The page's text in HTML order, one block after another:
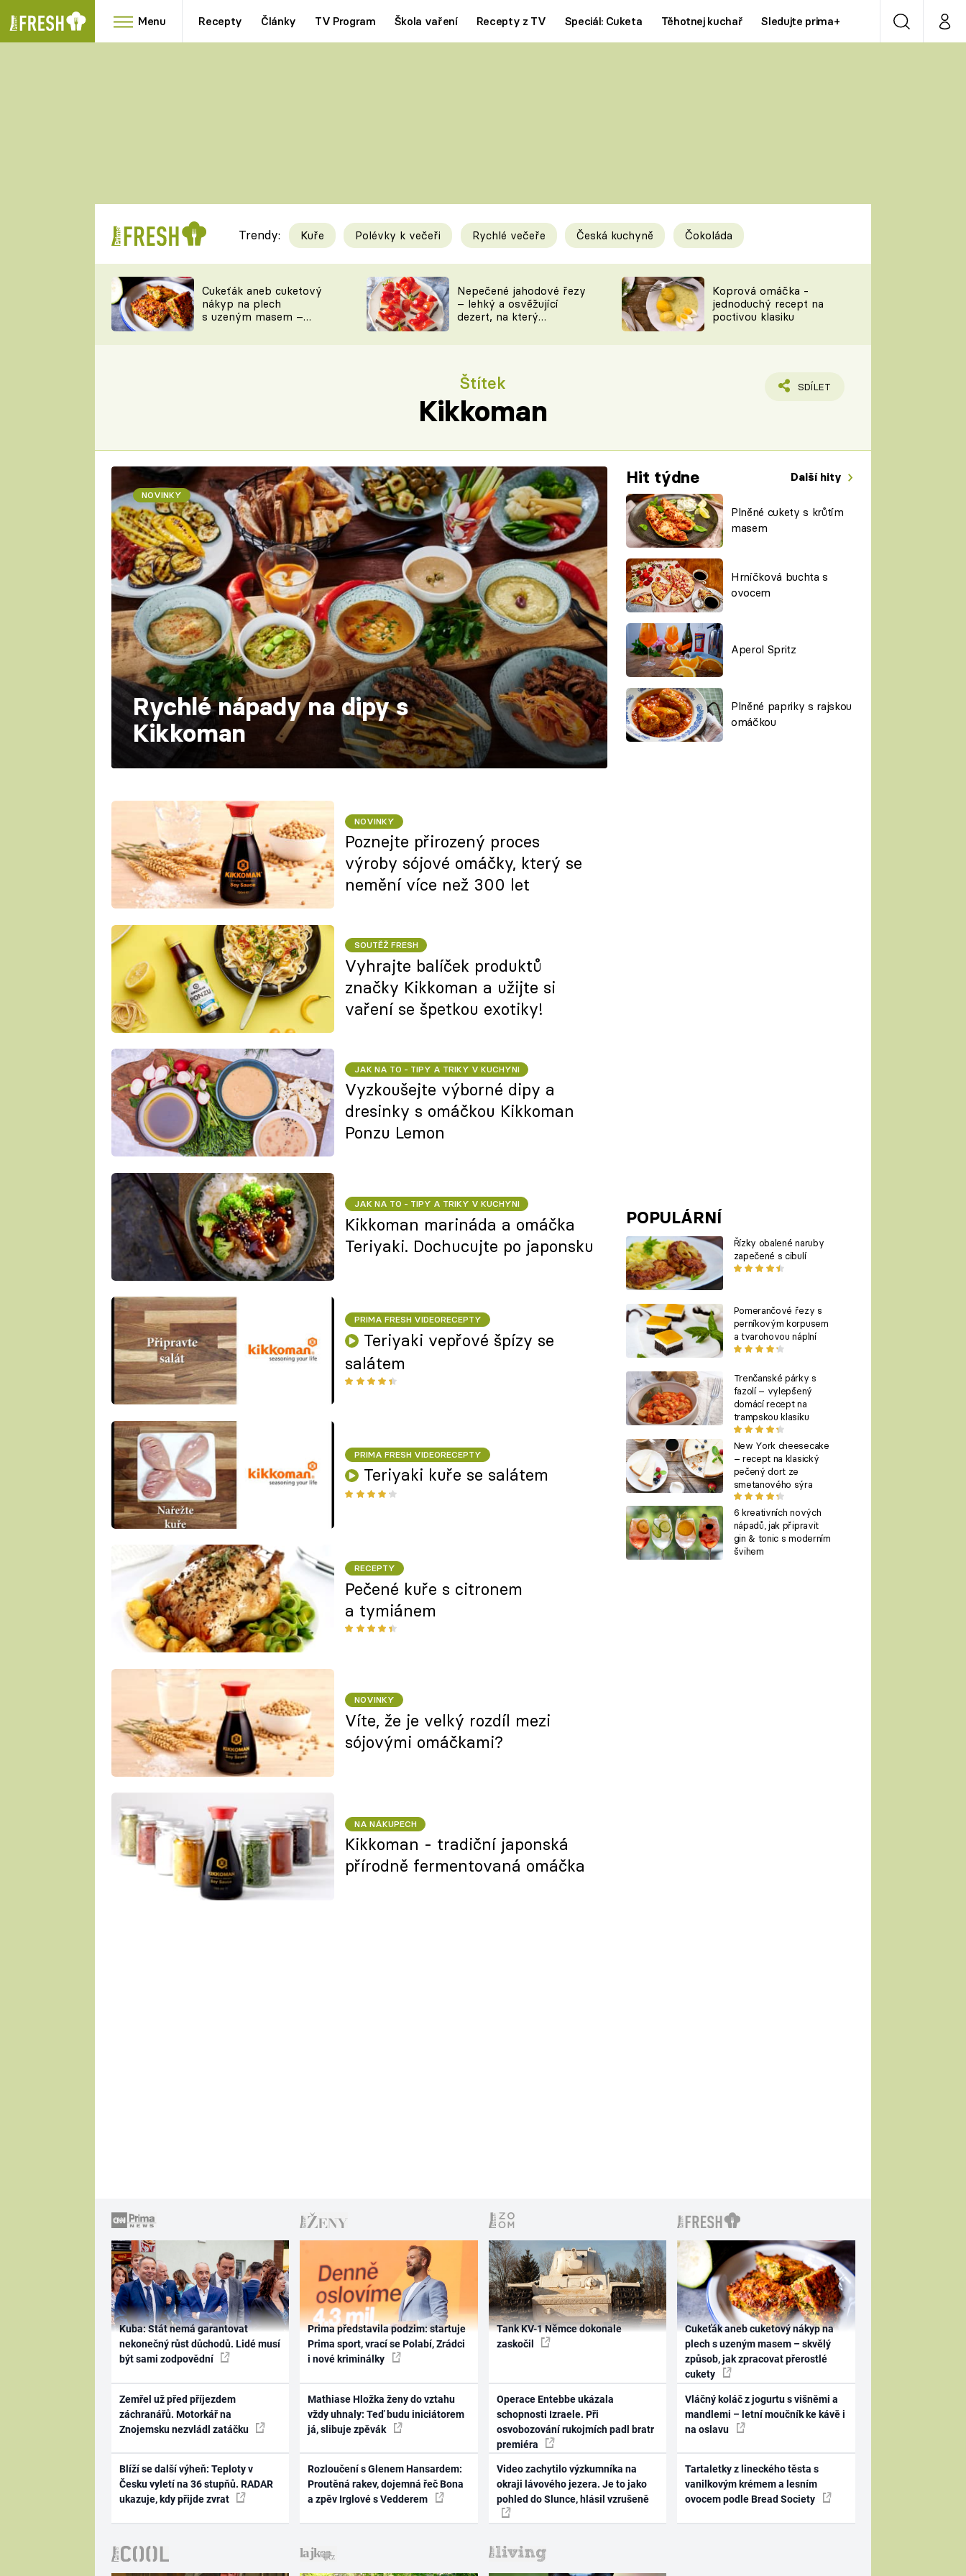
Menu Recepty Články TV Program Škola vaření Recepty z TV Speciál: Cuketa Těhotnej kuchař Sledujte prima+ VyhledáváníMůj
RYCHLOVKY
Videorecepty
TEĎ VAŘÍ ŠÉF!
Tipy a triky
KAM ZA JÍDLEM
NA NÁKUPECH
Novinky
ŠÉFREDAKTORKY
Prima LAJK
Sledujte nás
Trendy: Kuře Polévky k večeři Rychlé večeře Česká kuchyně Čokoláda
Cukeťák aneb cuketový
nákyp na plech
s uzeným masem –
Nepečené jahodové řezy
– lehký a osvěžující
dezert, na který
Koprová omáčka -
jednoduchý recept na
poctivou klasiku
Štítek
Kikkoman
SDÍLET
Hit týdne Další hity
Plněné cukety s krůtím
masem
Hrníčková buchta s
ovocem
Aperol Spritz
Plněné papriky s rajskou
omáčkou
POPULÁRNÍ
Řízky obalené naruby
zapečené s cibulí
Pomerančové řezy s
perníkovým korpusem
a tvarohovou náplní
Trenčanské párky s
fazolí – vylepšený
domácí recept na
trampskou klasiku
New York cheesecake
– recept na klasický
pečený dort ze
smetanového sýra
6 kreativních nových
nápadů, jak připravit
gin & tonic s moderním
švihem
NOVINKY
Rychlé nápady na dipy s
Kikkoman
NOVINKY
Poznejte přirozený proces
výroby sójové omáčky, který se
nemění více než 300 let
SOUTĚŽ FRESH
Vyhrajte balíček produktů
značky Kikkoman a užijte si
vaření se špetkou exotiky!
JAK NA TO - TIPY A TRIKY V KUCHYNI
Vyzkoušejte výborné dipy a
dresinky s omáčkou Kikkoman
Ponzu Lemon
JAK NA TO - TIPY A TRIKY V KUCHYNI
Kikkoman marináda a omáčka
Teriyaki. Dochucujte po japonsku
PRIMA FRESH VIDEORECEPTY
Teriyaki vepřové špízy se
salátem
PRIMA FRESH VIDEORECEPTY
Teriyaki kuře se salátem
RECEPTY
Pečené kuře s citronem
a tymiánem
NOVINKY
Víte, že je velký rozdíl mezi
sójovými omáčkami?
NA NÁKUPECH
Kikkoman - tradiční japonská
přírodně fermentovaná omáčka
Kuba: Stát nemá garantovat
nekonečný růst důchodů. Lidé musí
být sami zodpovědní
Zemřel už před příjezdem
záchranářů. Motorkář na
Znojemsku nezvládl zatáčku
Blíží se další výheň: Teploty v
Česku vyletí na 36 stupňů. RADAR
ukazuje, kdy přijde zvrat
Prima představila podzim: startuje
Prima sport, vrací se Polabí, Zrádci
i nové kriminálky
Mathiase Hložka ženy do vztahu
vždy uhnaly: Teď budu iniciátorem
já, slibuje zpěvák
Rozloučení s Glenem Hansardem:
Proutěná rakev, dojemná řeč Bona
a zpěv Irglové s Vedderem
Tank KV-1 Němce dokonale
zaskočil
Operace Entebbe ukázala
schopnosti Izraele. Při
osvobozování rukojmích padl bratr
premiéra
Video zachytilo výzkumníka na
okraji lávového jezera. Je to jako
pohled do Slunce, hlásil vzrušeně
Cukeťák aneb cuketový nákyp na
plech s uzeným masem – skvělý
způsob, jak zpracovat přerostlé
cukety
Vláčný koláč z jogurtu s višněmi a
mandlemi – letní moučník ke kávě i
na oslavu
Tartaletky z lineckého těsta s
vanilkovým krémem a lesním
ovocem podle Bread Society